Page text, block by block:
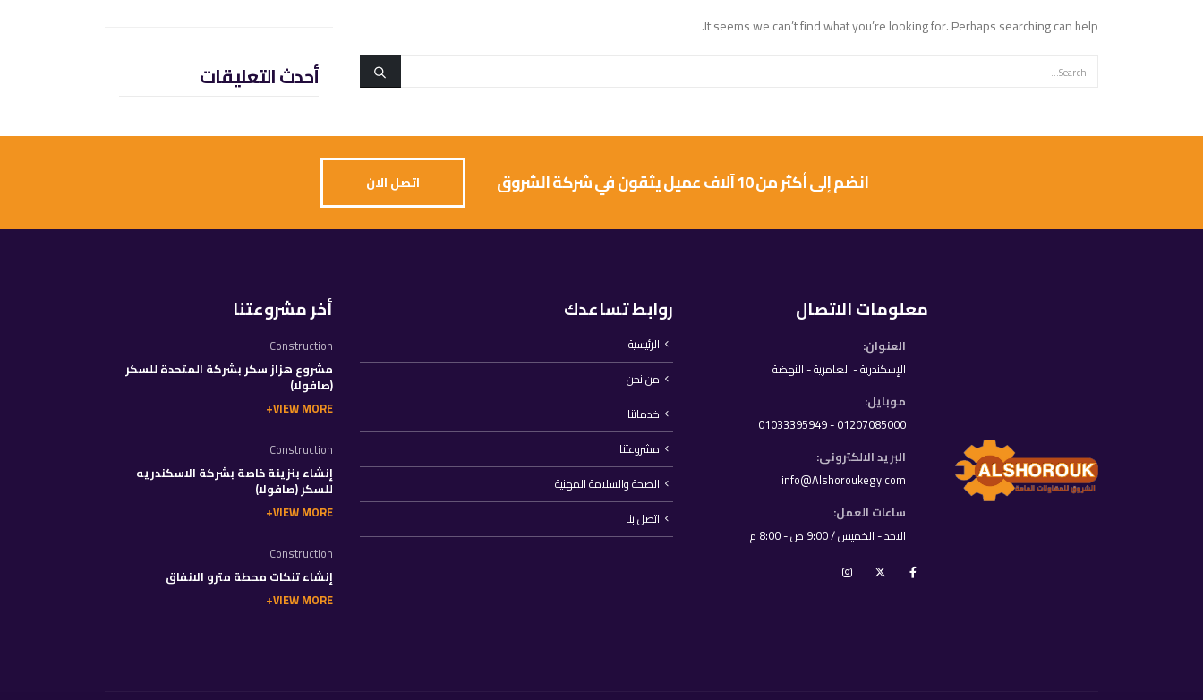
It seems we can’t find what you’re looking for. Perhaps searching can help.
أحدث التعليقات
انضم إلى أكثر من 10 آلاف عميل يثقون في شركة الشروق اتصل الان
معلومات الاتصال
العنوان:
الإسكندرية - العامرية - النهضة
موبايل:
01207085000 - 01033395949
البريد الالكترونى:
info@Alshoroukegy.com
ساعات العمل:
الاحد - الخميس / 9:00 ص - 8:00 م
روابط تساعدك
الرئيسية
من نحن
خدماتنا
مشروعتنا
الصحة والسلامة المهنية
اتصل بنا
أخر مشروعتنا
Construction
مشروع هزاز سكر بشركة المتحدة للسكر
(صافولا)
VIEW MORE
Construction
إنشاء بنزينة خاصة بشركة الاسكندريه
للسكر (صافولا)
VIEW MORE
Construction
إنشاء تنكات محطة مترو الانفاق
VIEW MORE